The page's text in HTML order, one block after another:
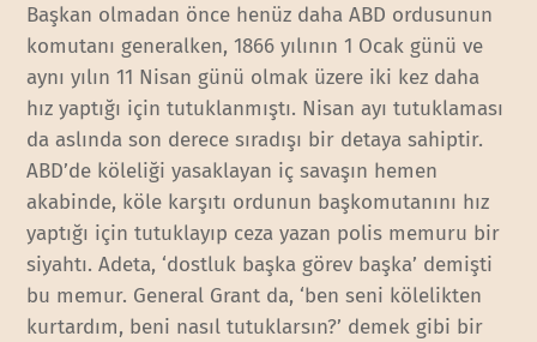
Başkan olmadan önce henüz daha ABD ordusunun
komutanı generalken, 1866 yılının 1 Ocak günü ve
aynı yılın 11 Nisan günü olmak üzere iki kez daha
hız yaptığı için tutuklanmıştı. Nisan ayı tutuklaması
da aslında son derece sıradışı bir detaya sahiptir.
ABD’de köleliği yasaklayan iç savaşın hemen
akabinde, köle karşıtı ordunun başkomutanını hız
yaptığı için tutuklayıp ceza yazan polis memuru bir
siyahtı. Adeta, ‘dostluk başka görev başka’ demişti
bu memur. General Grant da, ‘ben seni kölelikten
kurtardım, beni nasıl tutuklarsın?’ demek gibi bir